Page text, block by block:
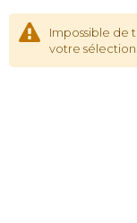
Impossible de
votre sélection.